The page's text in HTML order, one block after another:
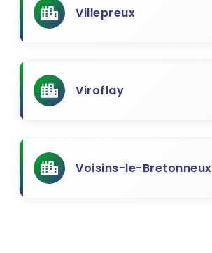
Villepreux
Viroflay
Voisins-le-Bretonneux